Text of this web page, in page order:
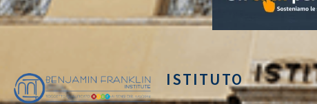
ISTITUTO